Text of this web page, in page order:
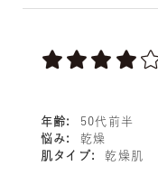
年齢:
50代前半
悩み:
乾燥
肌タイプ:
乾燥肌